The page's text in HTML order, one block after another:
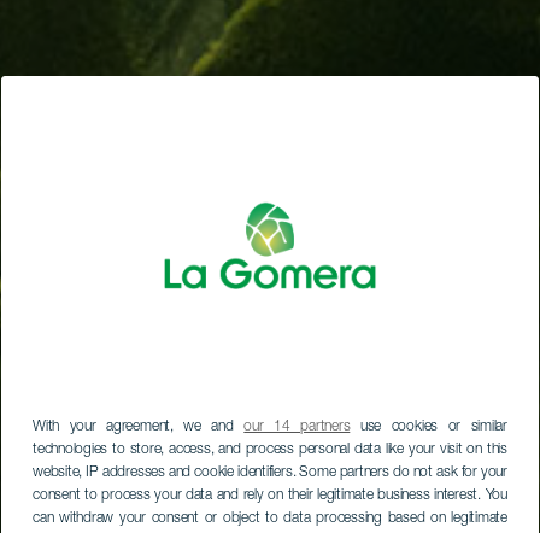
With your agreement, we andour 14 partnersuse cookies or similar
technologies to store, access, and process personal data like your visit on this
website, IP addresses and cookie identifiers. Some partners do not ask for your
consent to process your data and rely on their legitimate business interest. You
can withdraw your consent or object to data processing based on legitimate